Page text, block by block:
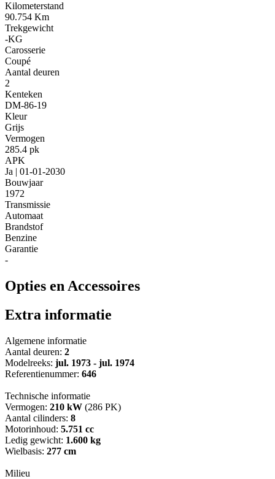
Kilometerstand
90.754 Km
Trekgewicht
-KG
Carosserie
Coupé
Aantal deuren
2
Kenteken
DM-86-19
Kleur
Grijs
Vermogen
285.4 pk
APK
Ja | 01-01-2030
Bouwjaar
1972
Transmissie
Automaat
Brandstof
Benzine
Garantie
-
Opties en Accessoires
Extra informatie
Algemene informatie
Aantal deuren: 2
Modelreeks: jul. 1973 - jul. 1974
Referentienummer: 646
Technische informatie
Vermogen: 210 kW (286 PK)
Aantal cilinders: 8
Motorinhoud: 5.751 cc
Ledig gewicht: 1.600 kg
Wielbasis: 277 cm
Milieu